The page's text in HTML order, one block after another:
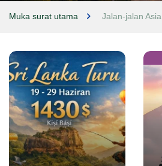
Muka surat utama Jalan-jalan Asia